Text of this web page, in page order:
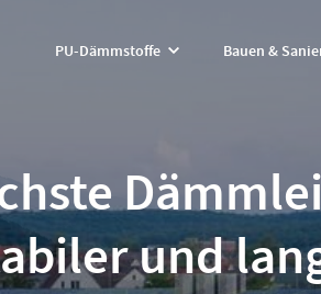
PU-Dämmstoffe Bauen &
und